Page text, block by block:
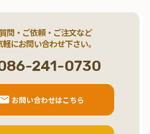
問・ご依頼・ご注文など
軽にお問い合わせ下さい。
241-0730
お問い合わせはこちら